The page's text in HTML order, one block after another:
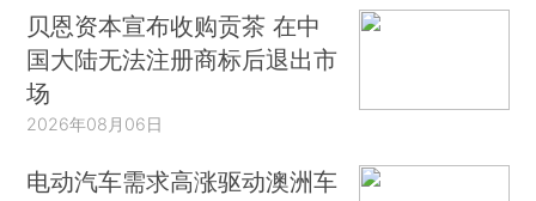
贝恩资本宣布收购贡茶 在中
国大陆无法注册商标后退出市
场
2026年08月06日
电动汽车需求高涨驱动澳洲车